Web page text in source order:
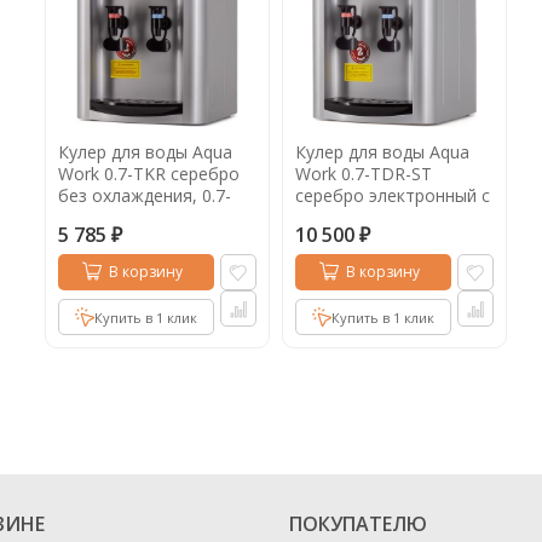
Кулер для воды Aqua
Work 0.7-TKR серебро
без охлаждения, 0.7-
5 785 ₽
В корзину
Купить в 1 клик
Кулер для воды Aqua
Work 0.7-TDR-ST
серебро электронный с
турбонагрева, 0.7-TDR-
ST
10 500 ₽
В корзину
Купить в 1 клик
ПОКУПАТЕЛЮ